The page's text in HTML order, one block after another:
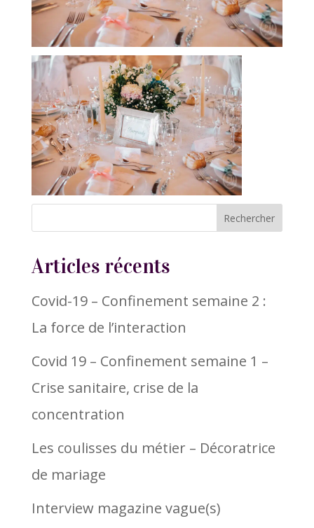
Articles récents
Covid-19 – Confinement semaine 2 :
La force de l’interaction
Covid 19 – Confinement semaine 1 –
Crise sanitaire, crise de la
concentration
Les coulisses du métier – Décoratrice
de mariage
Interview magazine vague(s)